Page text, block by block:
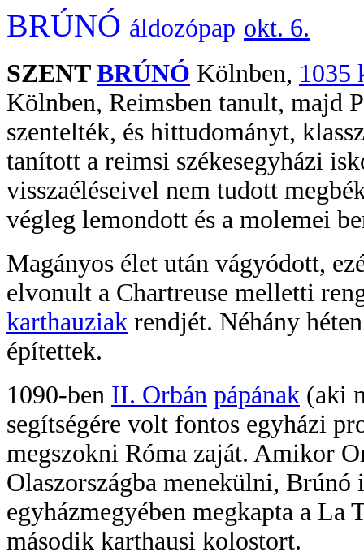
BRÚNÓ áldozópap okt. 6.
SZENT BRÚNÓ Kölnben, 1035
Kölnben, Reimsben tanult, majd
szentelték, és hittudományt,
tanított a reimsi székesegyházi
visszaéléseivel nem tudott
végleg lemondott és a molemei
Magányos élet után vágyódott,
elvonult a Chartreuse melletti
karthauziak rendjét. Néhány
építettek.
1090-ben II. Orbán pápának (aki
segítségére volt fontos egyházi
megszokni Róma zaját. Amikor
Olaszországba menekülni,
egyházmegyében megkapta a La
második karthausi kolostort.